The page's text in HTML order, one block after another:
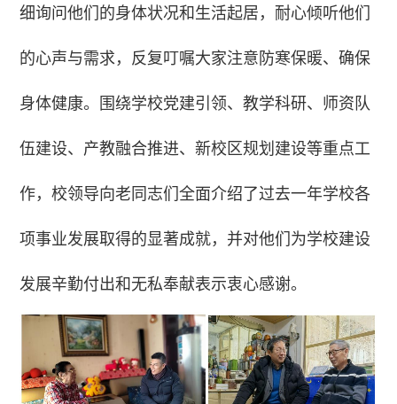
细询问他们的身体状况和生活起居，耐心倾听他们
的心声与需求，反复叮嘱大家注意防寒保暖、确保
身体健康。围绕学校党建引领、教学科研、师资队
伍建设、产教融合推进、新校区规划建设等重点工
作，校领导向老同志们全面介绍了过去一年学校各
项事业发展取得的显著成就，并对他们为学校建设
发展辛勤付出和无私奉献表示衷心感谢。